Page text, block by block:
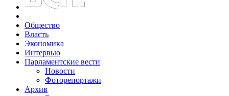
Общество
Власть
Экономика
Интервью
Парламентские вести
Новости
Фоторепортажи
Архив